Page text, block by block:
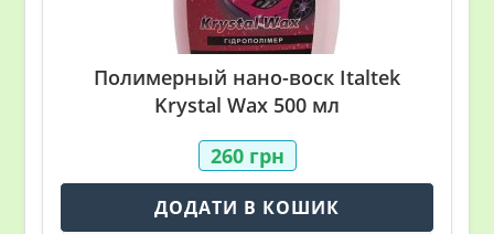
Полимерный нано-воск Italtek
Krystal Wax 500 мл
260 грн
ДОДАТИ В КОШИК